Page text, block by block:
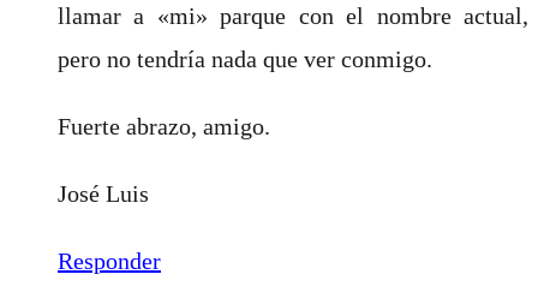
llamar a «mi» parque con el nombre actual,
pero no tendría nada que ver conmigo.
Fuerte abrazo, amigo.
José Luis
Responder